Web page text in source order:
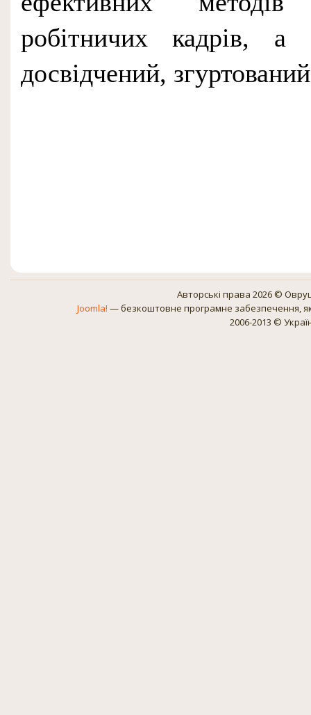
робітничих кадрів,
досвідчений,
Авторські права 2026 ©
Joomla! — безкоштовне програмне забезпечення,
2006-2013 ©